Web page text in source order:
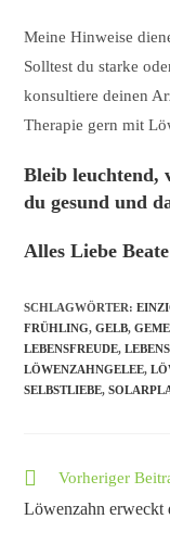
Meine Hinweise
Solltest du starke
konsultiere deinen
Therapie gern mit
Bleib leuchtend,
du gesund und
Alles Liebe Beate
SCHLAGWÖRTER:
FRÜHLING, GELB,
LEBENSFREUDE,
LÖWENZAHNGELEE,
SELBSTLIEBE,
Vorheriger
Löwenzahn erweckt